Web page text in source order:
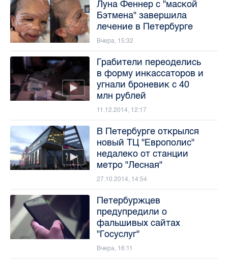
Луна Феннер с "маской
Бэтмена" завершила
лечение в Петербурге
Вчера, 15:32
Грабители переоделись
в форму инкассаторов и
угнали броневик с 40
млн рублей
11.12.2014, 12:17
В Петербурге открылся
новый ТЦ "Европолис"
недалеко от станции
метро "Лесная"
27.10.2014, 14:54
Петербуржцев
предупредили о
фальшивых сайтах
"Госуслуг"
Вчера, 16:11